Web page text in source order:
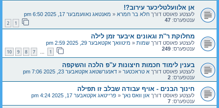
אן אלוועלטליכער עירוב?!
לעצטע פאוסט דורך חלא בר חמרא « מאנטאג נאוועמבער 17, 2025 6:50 pm
ענטפערס: 47
1
2
מחלוקת ר''ת וגאונים איבער זמן לילה
לעצטע פאוסט דורך שמות « מיטוואך אקטאבער 29, 2025 2:59 pm
ענטפערס: 249
1
…
7
8
9
10
בענין לימוד חכמות חיצונות ע''פ הלכה והשקפה
לעצטע פאוסט דורך א טראכטער « דאנערשטאג אקטאבער 23, 2025 7:06 pm
ענטפערס: 2
חינוך הבנים - אויף עבודה שבלב זו תפילה
לעצטע פאוסט דורך און וואס נאך « פרייטאג אקטאבער 17, 2025 4:24 pm
ענטפערס: 7